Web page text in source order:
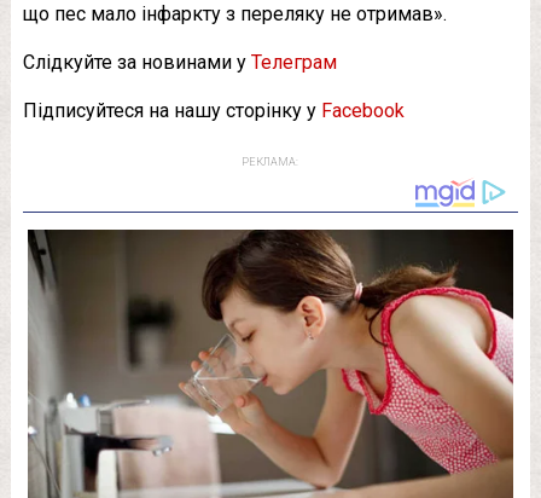
що пес мало інфаркту з переляку не отримав».
Слідкуйте за новинами у Телеграм
Підписуйтеся на нашу сторінку у Facebook
РЕКЛАМА: